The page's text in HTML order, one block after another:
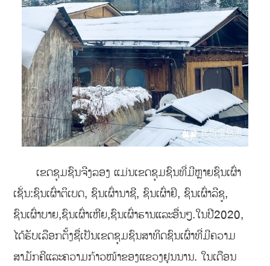
ເຂດຊຸມຊົນຈີງລອງ ແມ່ນເຂດຊຸມຊົນທີ່ມີຫຼາຍຊົນເຜົ່າ
ເຊັ່ນ:ຊົນເຜົ່າຕິເບດ, ຊົນເຜົ່ານາຊີ, ຊົນເຜົ່າຢິ, ຊົນເຜົ່າລີຊູ,
ຊົນເຜົ່າບາຍ,ຊົນເຜົ່າເຫີຍ,ຊົນເຜົ່າຮານແລະອື່ນໆ.ໃນປີ2020,
ໄດ້ຮັບເລືອກຕັ້ງຊື່ເປັນເຂດຊຸມຊົນສາທິດຊົນເຜົ່າທີ່ມີຄວາມ
ສາມັກຄີແລະຄວາມກ້າວໜ້າຂອງແຂວງຢຸນນານ. ໃນເດືອນ